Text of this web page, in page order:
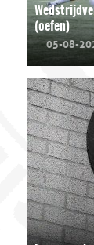
(oefen)
05-08-